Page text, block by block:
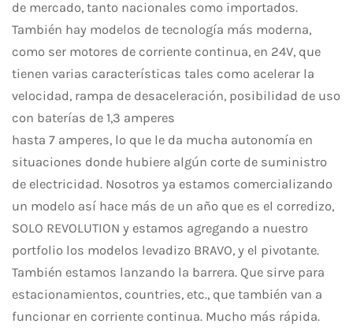
de mercado, tanto nacionales como importados.
También hay modelos de tecnología más moderna,
como ser motores de corriente continua, en 24V, que
tienen varias características tales como acelerar la
velocidad, rampa de desaceleración, posibilidad de uso
con baterías de 1,3 amperes
hasta 7 amperes, lo que le da mucha autonomía en
situaciones donde hubiere algún corte de suministro
de electricidad. Nosotros ya estamos comercializando
un modelo así hace más de un año que es el corredizo,
SOLO REVOLUTION y estamos agregando a nuestro
portfolio los modelos levadizo BRAVO, y el pivotante.
También estamos lanzando la barrera. Que sirve para
estacionamientos, countries, etc., que también van a
funcionar en corriente continua. Mucho más rápida.